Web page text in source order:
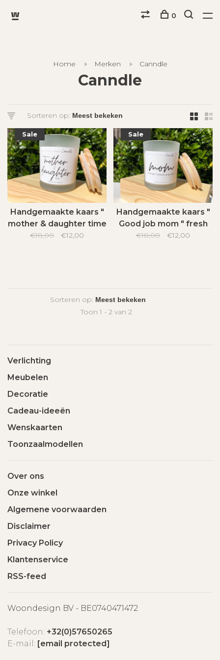
0
Home Merken Canndle
Canndle
Sorteren op:
Sale
Handgemaakte kaars "
mother & daughter time
" fresh linnen
€18,00 €12,00
Sale
Handgemaakte kaars "
Good job mom " fresh
linnen
€18,00 €12,00
Sorteren op:
Toon 1 - 2 van 2
Verlichting
Meubelen
Decoratie
Cadeau-ideeën
Wenskaarten
Toonzaalmodellen
Over ons
Onze winkel
Algemene voorwaarden
Disclaimer
Privacy Policy
Klantenservice
RSS-feed
Woondesign BV - BE0740471472
Telefoon: +32(0)57650265
E-mail: [email protected]